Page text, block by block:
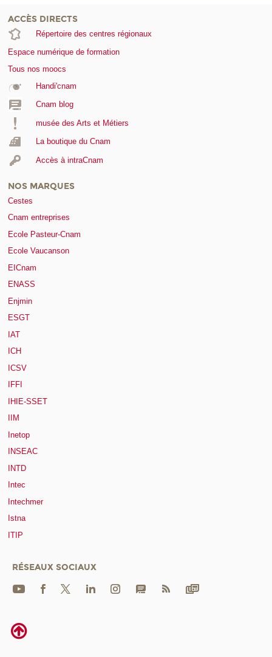
ACCÈS DIRECTS
Répertoire des centres régionaux
Espace numérique de formation
Tous nos moocs
Handi'cnam
Cnam blog
musée des Arts et Métiers
La boutique du Cnam
Accès à intraCnam
NOS MARQUES
Cestes
Cnam entreprises
Ecole Pasteur-Cnam
Ecole Vaucanson
EICnam
ENASS
Enjmin
ESGT
IAT
ICH
ICSV
IFFI
IHIE-SSET
IIM
Inetop
INSEAC
INTD
Intec
Intechmer
Istna
ITIP
RÉSEAUX SOCIAUX